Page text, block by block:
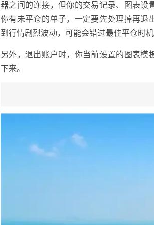
器之间的连接，但你的交易记录、图表设
你有未平仓的单子，一定要先处理掉再退
到行情剧烈波动，可能会错过最佳平仓时机
另外，退出账户时，你当前设置的图表模
下来。